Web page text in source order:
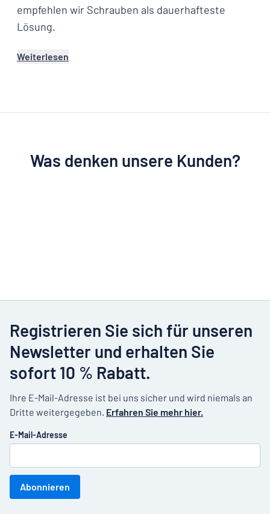
empfehlen wir Schrauben als dauerhafteste
Lösung.
Weiterlesen
Was denken unsere Kunden?
Registrieren Sie sich für unseren
Newsletter und erhalten Sie
sofort 10 % Rabatt.
Ihre E-Mail-Adresse ist bei uns sicher und wird niemals an
Dritte weitergegeben. Erfahren Sie mehr hier.
E-Mail-Adresse
Abonnieren